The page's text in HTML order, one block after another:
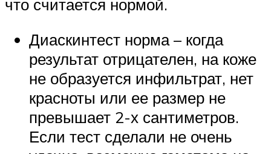
что считается нормой.
Диаскинтест норма – когда
результат отрицателен, на коже
не образуется инфильтрат, нет
красноты или ее размер не
превышает 2-х сантиметров.
Если тест сделали не очень